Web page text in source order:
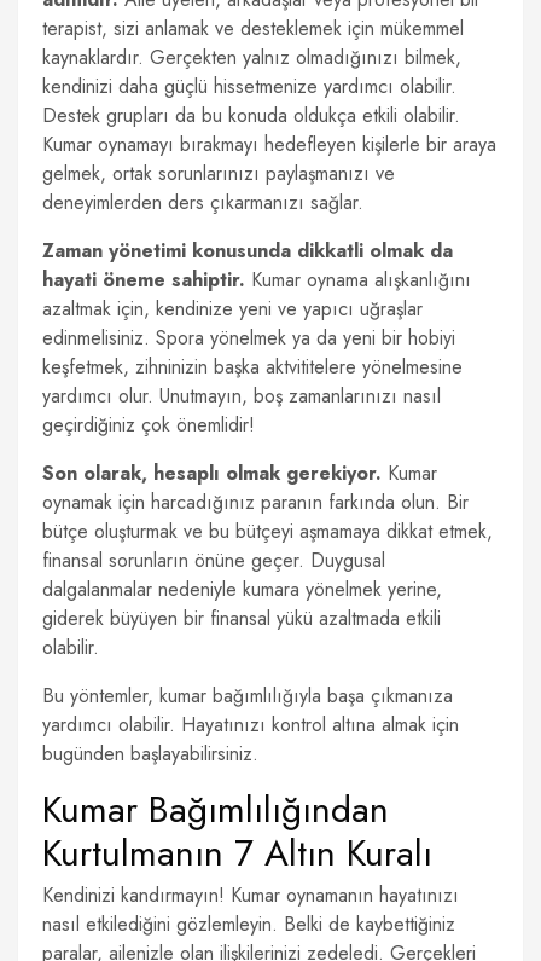
terapist, sizi anlamak ve desteklemek için mükemmel
kaynaklardır. Gerçekten yalnız olmadığınızı bilmek,
kendinizi daha güçlü hissetmenize yardımcı olabilir.
Destek grupları da bu konuda oldukça etkili olabilir.
Kumar oynamayı bırakmayı hedefleyen kişilerle bir araya
gelmek, ortak sorunlarınızı paylaşmanızı ve
deneyimlerden ders çıkarmanızı sağlar.
Zaman yönetimi konusunda dikkatli olmak da
hayati öneme sahiptir. Kumar oynama alışkanlığını
azaltmak için, kendinize yeni ve yapıcı uğraşlar
edinmelisiniz. Spora yönelmek ya da yeni bir hobiyi
keşfetmek, zihninizin başka aktvititelere yönelmesine
yardımcı olur. Unutmayın, boş zamanlarınızı nasıl
geçirdiğiniz çok önemlidir!
Son olarak, hesaplı olmak gerekiyor. Kumar
oynamak için harcadığınız paranın farkında olun. Bir
bütçe oluşturmak ve bu bütçeyi aşmamaya dikkat etmek,
finansal sorunların önüne geçer. Duygusal
dalgalanmalar nedeniyle kumara yönelmek yerine,
giderek büyüyen bir finansal yükü azaltmada etkili
olabilir.
Bu yöntemler, kumar bağımlılığıyla başa çıkmanıza
yardımcı olabilir. Hayatınızı kontrol altına almak için
bugünden başlayabilirsiniz.
Kumar Bağımlılığından
Kurtulmanın 7 Altın Kuralı
Kendinizi kandırmayın! Kumar oynamanın hayatınızı
nasıl etkilediğini gözlemleyin. Belki de kaybettiğiniz
paralar, ailenizle olan ilişkilerinizi zedeledi. Gerçekleri